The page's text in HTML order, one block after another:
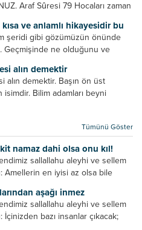
Araf Sûresi 79 Hocaları zaman
bazen açık bazen gizli
Örneğin hocalarda
hususları sıralar ve...
ve anlamlı hikayesidir bu
şeridi gibi gözümüzün önünde
Geçmişinde ne olduğunu ve
Hayatı özetler misin sorusuna
kısa ve bir o...
alın demektir
alın demektir. Başın ön üst
isimdir. Bilim adamları beyni
bulunan bölüme ön bellek
insan vücudunda...
Tümünü Göster
namaz dahi olsa onu kıl!
sallallahu aleyhi ve sellem
Amellerin en iyisi az olsa bile
Namaz kul ile Allah arasındaki bir
aşağı inmez
sallallahu aleyhi ve sellem
bazı insanlar çıkacak;